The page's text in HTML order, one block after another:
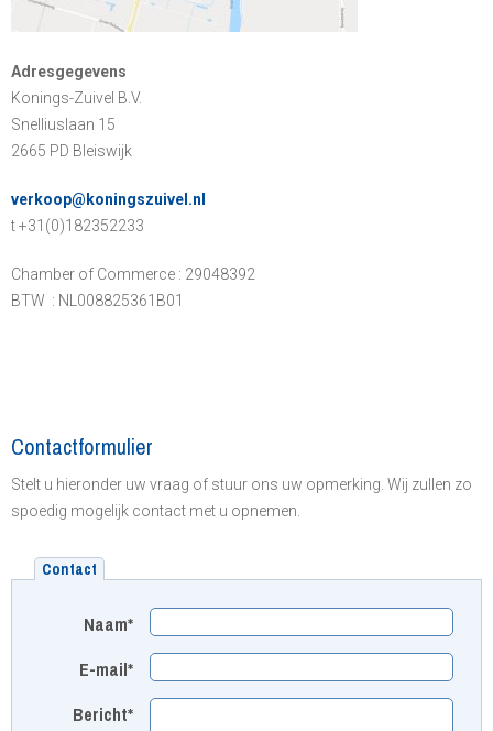
Adresgegevens
Konings-Zuivel B.V.
Snelliuslaan 15
2665 PD Bleiswijk
verkoop@koningszuivel.nl
t +31(0)182352233
Chamber of Commerce : 29048392
BTW : NL008825361B01
Contactformulier
Stelt u hieronder uw vraag of stuur ons uw opmerking. Wij zullen zo
spoedig mogelijk contact met u opnemen.
Contact
Naam*
E-mail*
Bericht*